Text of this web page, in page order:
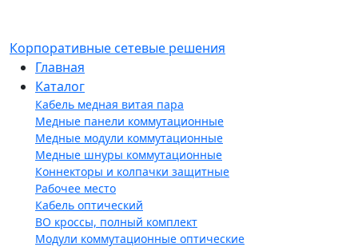
Корпоративные сетевые решения
Главная
Каталог
Кабель медная витая пара
Медные панели коммутационные
Медные модули коммутационные
Медные шнуры коммутационные
Коннекторы и колпачки защитные
Рабочее место
Кабель оптический
ВО кроссы, полный комплект
Модули коммутационные оптические